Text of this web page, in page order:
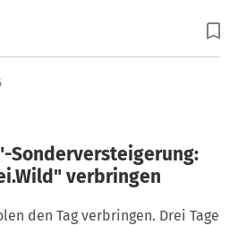
Sonderversteigerung:
verbringen
den Tag verbringen. Drei Tage